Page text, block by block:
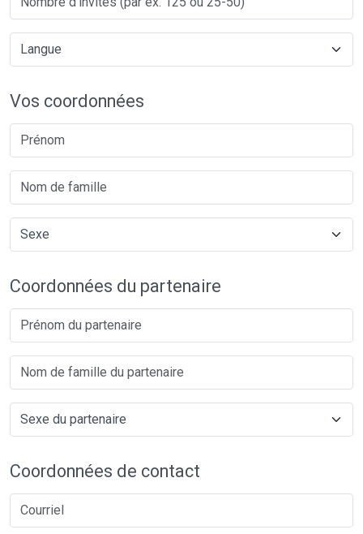
Vos coordonnées
Coordonnées du partenaire
Coordonnées de contact